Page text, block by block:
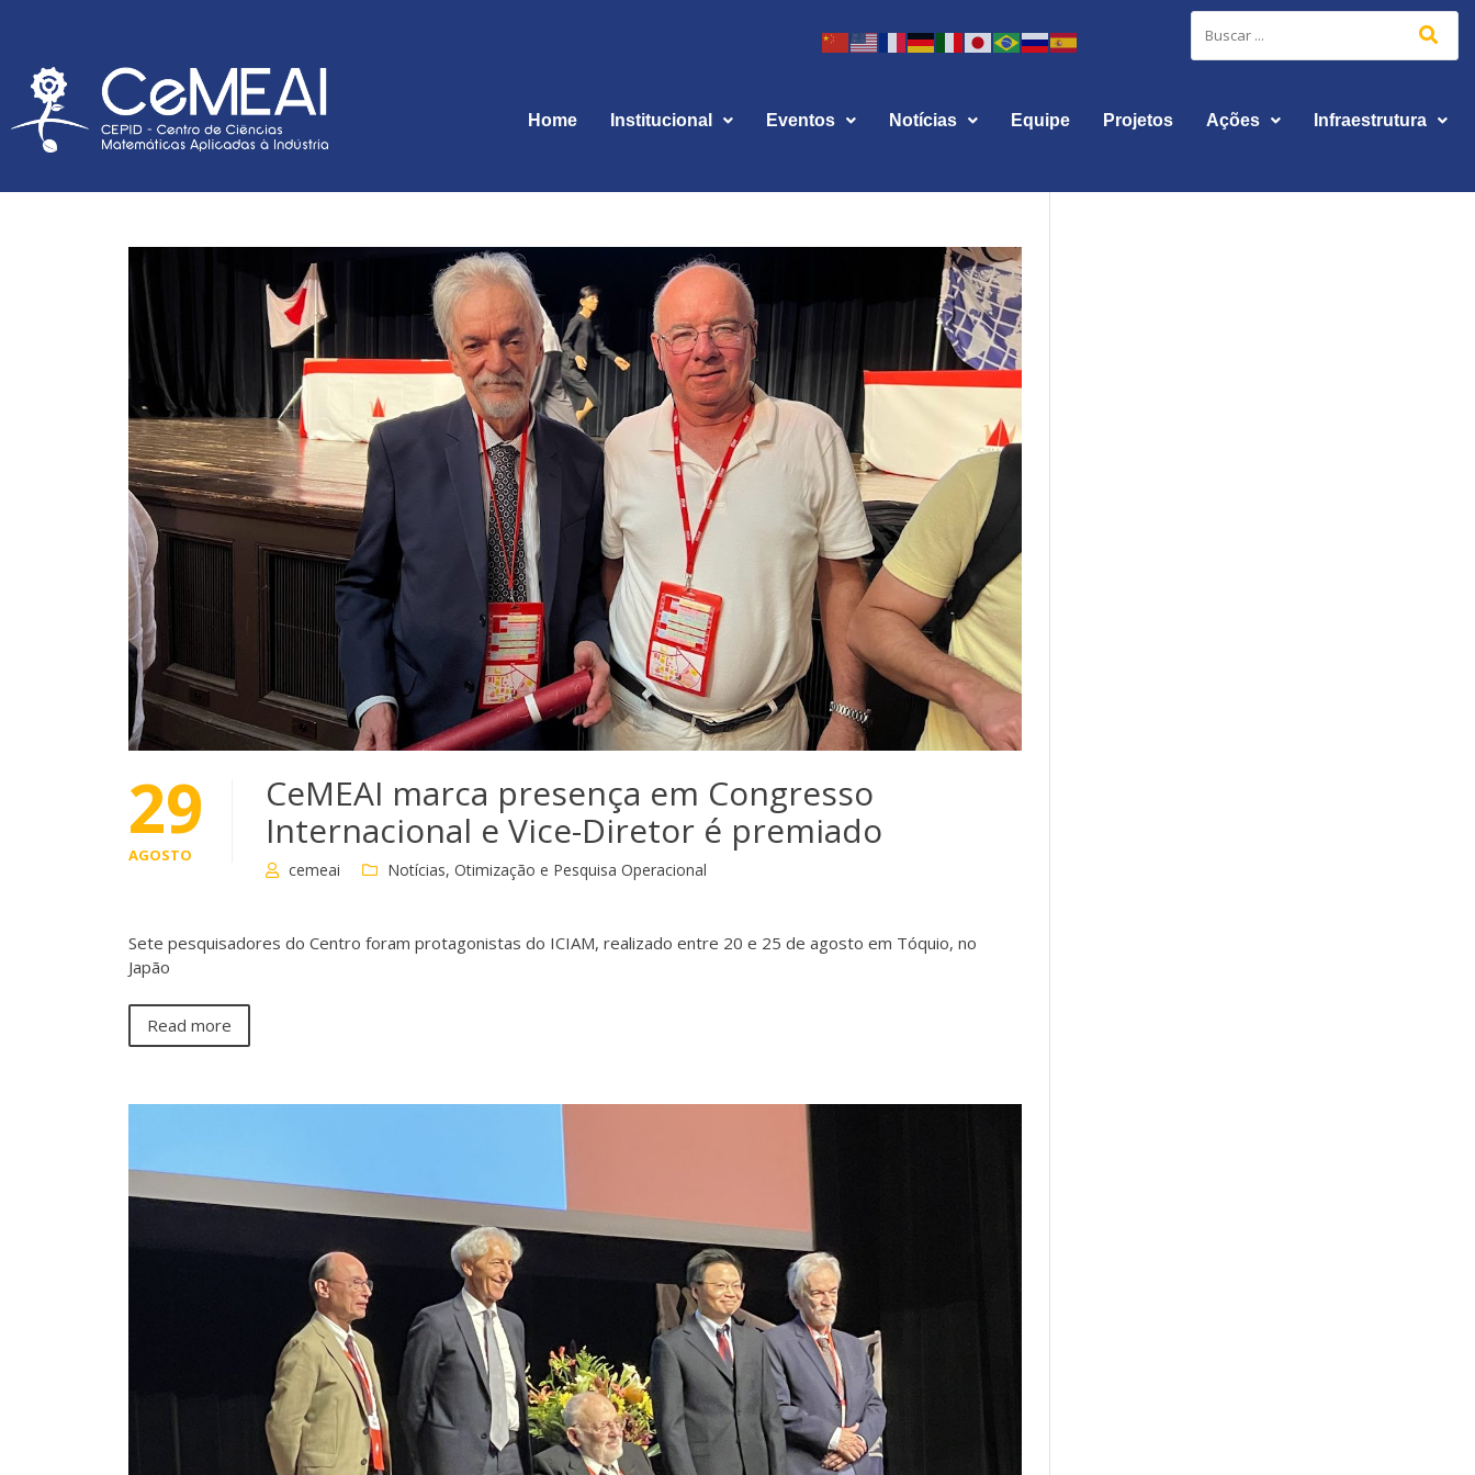
Home Institucional Eventos Notícias Equipe Projetos Ações Infraestrutura
29
AGOSTO
CeMEAI marca presença em Congresso
Internacional e Vice-Diretor é premiado
cemeai Notícias, Otimização e Pesquisa Operacional
Sete pesquisadores do Centro foram protagonistas do ICIAM, realizado entre 20 e 25 de agosto em Tóquio, no
Japão
Read more